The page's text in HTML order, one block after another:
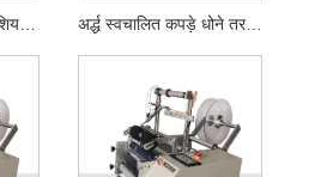
सेमी-ऑटोमैटिक फ्लैट फेशियल क्लींजर होज़ लेबलिंग मशीन अर्द्ध स्वचालित कपड़े धोने तरल फ्लैट बोतल लेबलिंग मशीन